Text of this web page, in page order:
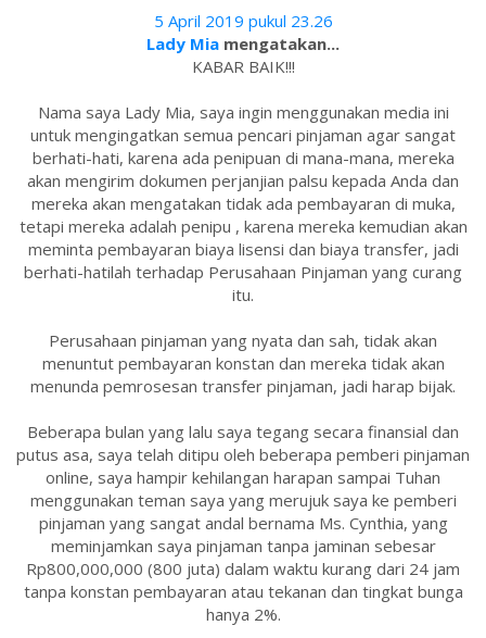
5 April 2019 pukul 23.26
Lady Mia mengatakan...
KABAR BAIK!!!
Nama saya Lady Mia, saya ingin menggunakan media ini
untuk mengingatkan semua pencari pinjaman agar sangat
berhati-hati, karena ada penipuan di mana-mana, mereka
akan mengirim dokumen perjanjian palsu kepada Anda dan
mereka akan mengatakan tidak ada pembayaran di muka,
tetapi mereka adalah penipu , karena mereka kemudian akan
meminta pembayaran biaya lisensi dan biaya transfer, jadi
berhati-hatilah terhadap Perusahaan Pinjaman yang curang
itu.
Perusahaan pinjaman yang nyata dan sah, tidak akan
menuntut pembayaran konstan dan mereka tidak akan
menunda pemrosesan transfer pinjaman, jadi harap bijak.
Beberapa bulan yang lalu saya tegang secara finansial dan
putus asa, saya telah ditipu oleh beberapa pemberi pinjaman
online, saya hampir kehilangan harapan sampai Tuhan
menggunakan teman saya yang merujuk saya ke pemberi
pinjaman yang sangat andal bernama Ms. Cynthia, yang
meminjamkan saya pinjaman tanpa jaminan sebesar
Rp800,000,000 (800 juta) dalam waktu kurang dari 24 jam
tanpa konstan pembayaran atau tekanan dan tingkat bunga
hanya 2%.